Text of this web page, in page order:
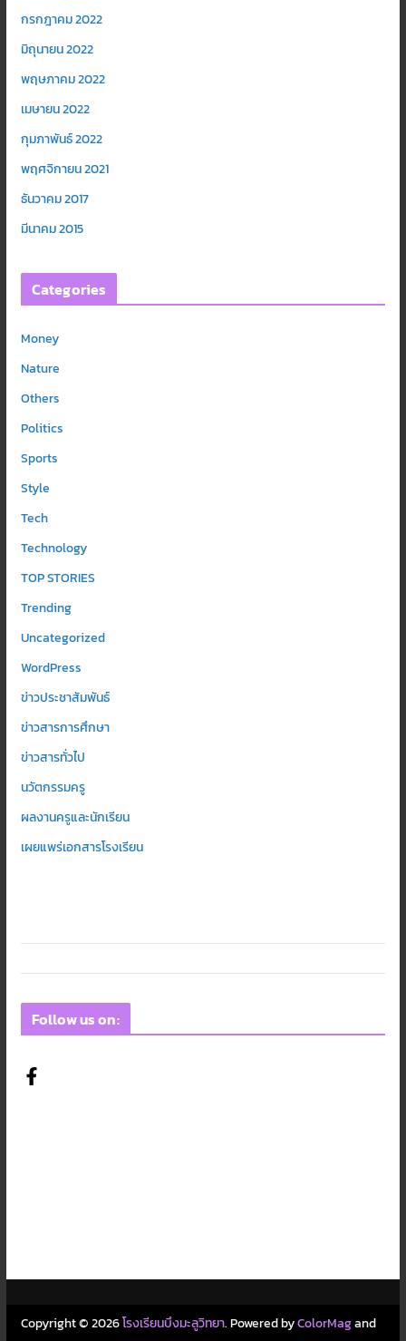
กรกฎาคม 2022
มิถุนายน 2022
พฤษภาคม 2022
เมษายน 2022
กุมภาพันธ์ 2022
พฤศจิกายน 2021
ธันวาคม 2017
มีนาคม 2015
Categories
Money
Nature
Others
Politics
Sports
Style
Tech
Technology
TOP STORIES
Trending
Uncategorized
WordPress
ข่าวประชาสัมพันธ์
ข่าวสารการศึกษา
ข่าวสารทั่วไป
นวัตกรรมครู
ผลงานครูและนักเรียน
เผยแพร่เอกสารโรงเรียน
Follow us on:
Copyright © 2026โรงเรียนบึงมะลูวิทยา. Powered byColorMagand